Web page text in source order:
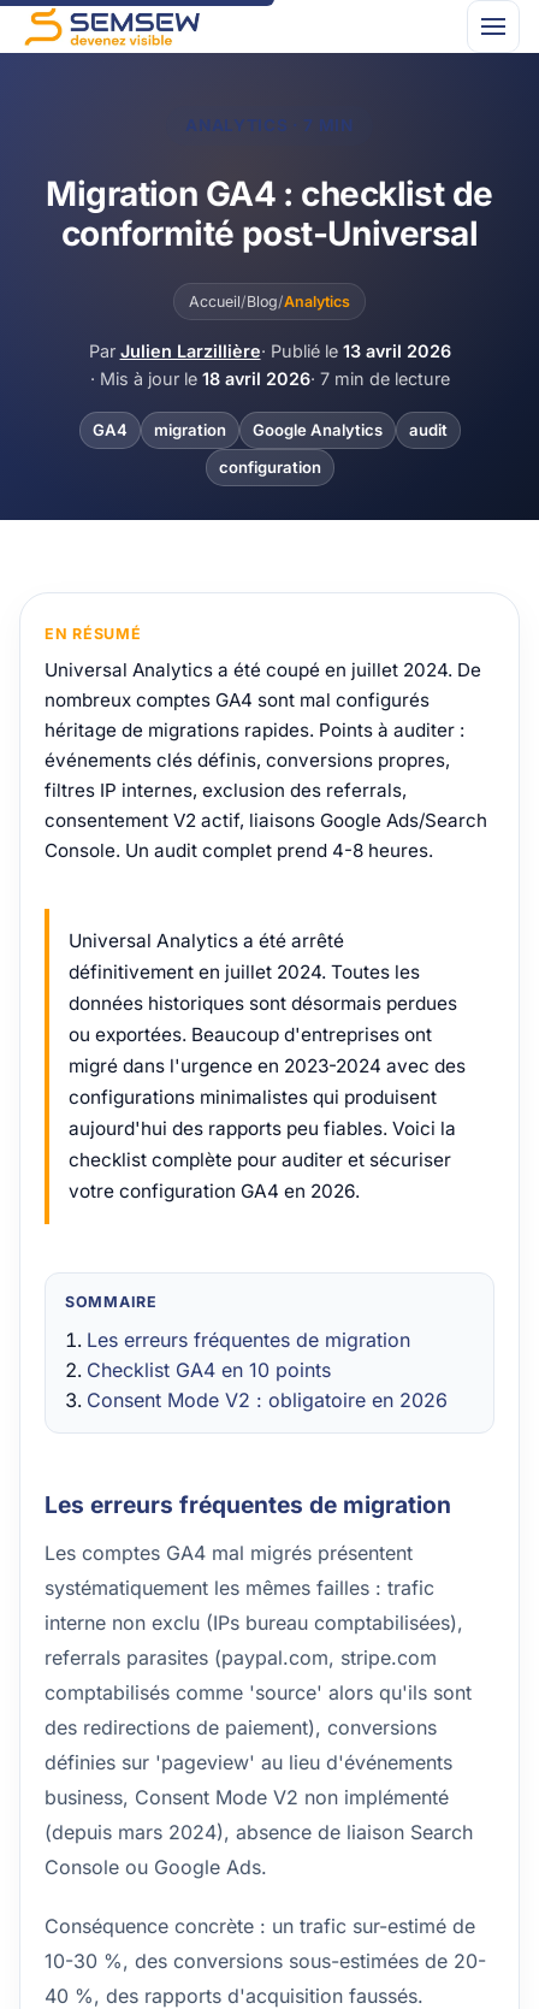
ANALYTICS · 7 MIN
Migration GA4 : checklist de
conformité post-Universal
Accueil/Blog/Analytics
Par Julien Larzillière· Publié le 13 avril 2026
· Mis à jour le 18 avril 2026· 7 min de lecture
GA4 migration Google Analytics
audit
configuration
EN RÉSUMÉ
Universal Analytics a été coupé en juillet 2024. De
nombreux comptes GA4 sont mal configurés
héritage de migrations rapides. Points à auditer :
événements clés définis, conversions propres,
filtres IP internes, exclusion des referrals,
consentement V2 actif, liaisons Google Ads/Search
Console. Un audit complet prend 4-8 heures.
Universal Analytics a été arrêté
définitivement en juillet 2024. Toutes les
données historiques sont désormais perdues
ou exportées. Beaucoup d'entreprises ont
migré dans l'urgence en 2023-2024 avec des
configurations minimalistes qui produisent
aujourd'hui des rapports peu fiables. Voici la
checklist complète pour auditer et sécuriser
votre configuration GA4 en 2026.
SOMMAIRE
Les erreurs fréquentes de migration
Checklist GA4 en 10 points
Consent Mode V2 : obligatoire en 2026
Les erreurs fréquentes de migration
Les comptes GA4 mal migrés présentent
systématiquement les mêmes failles : trafic
interne non exclu (IPs bureau comptabilisées),
referrals parasites (paypal.com, stripe.com
comptabilisés comme 'source' alors qu'ils sont
des redirections de paiement), conversions
définies sur 'pageview' au lieu d'événements
business, Consent Mode V2 non implémenté
(depuis mars 2024), absence de liaison Search
Console ou Google Ads.
Conséquence concrète : un trafic sur-estimé de
10-30 %, des conversions sous-estimées de 20-
40 %, des rapports d'acquisition faussés.